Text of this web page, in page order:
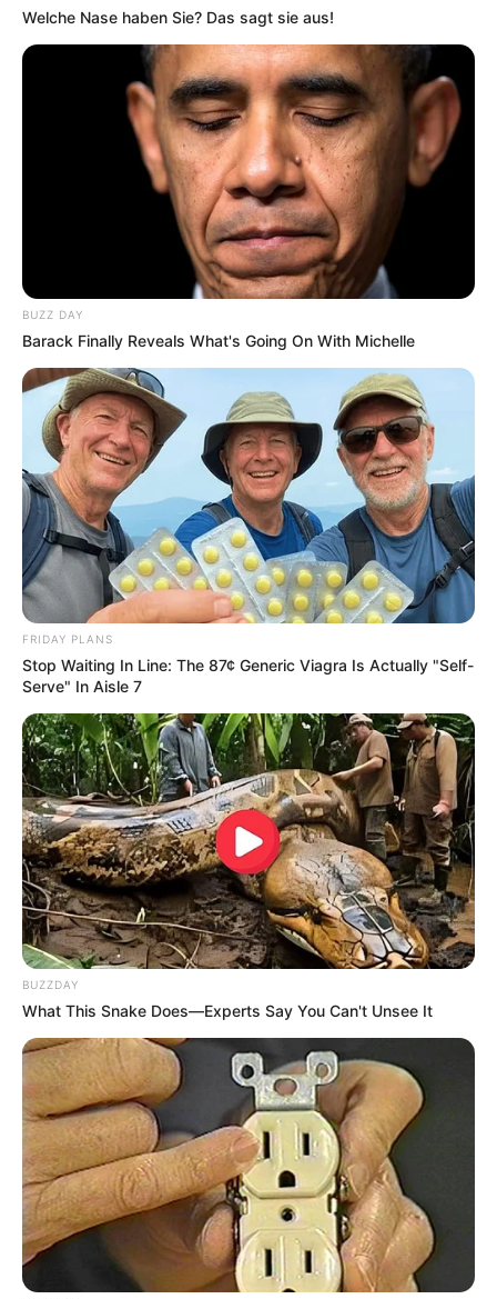
Welche Nase haben Sie? Das sagt sie aus!
BUZZ DAY
Barack Finally Reveals What's Going On With Michelle
FRIDAY PLANS
Stop Waiting In Line: The 87¢ Generic Viagra Is Actually "Self-
Serve" In Aisle 7
BUZZDAY
What This Snake Does—Experts Say You Can't Unsee It